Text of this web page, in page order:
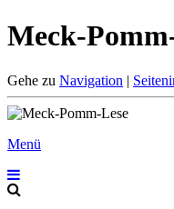
Meck-
Gehe zu Navigation |
Menü